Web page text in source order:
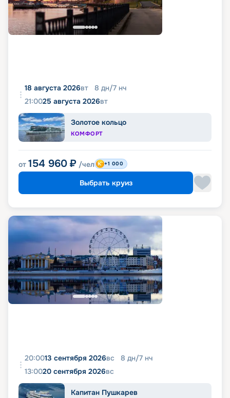
18 августа 2026вт 8 дн/7 нч
21:0025 августа 2026вт
Золотое кольцо
КОМФОРТ
от 154 960 ₽ /чел +1 000
Выбрать круиз
20:0013 сентября 2026вс 8 дн/7 нч
13:0020 сентября 2026вс
Капитан Пушкарев